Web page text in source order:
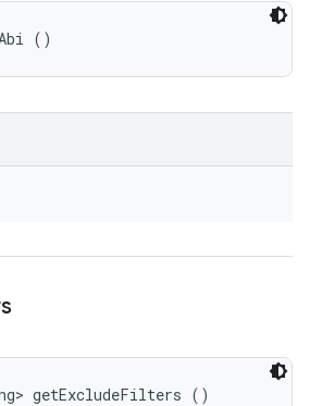
()
getExcludeFilters ()